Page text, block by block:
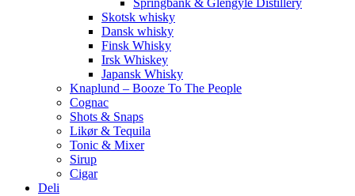
Springbank & Glengyle Distillery
Skotsk whisky
Dansk whisky
Finsk Whisky
Irsk Whiskey
Japansk Whisky
Knaplund – Booze To The People
Cognac
Shots & Snaps
Likør & Tequila
Tonic & Mixer
Sirup
Cigar
Deli